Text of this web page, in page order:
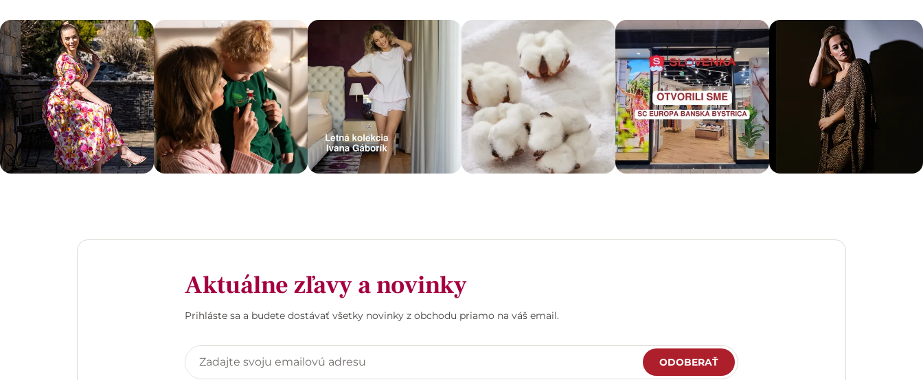
Aktuálne zľavy a novinky
Prihláste sa a budete dostávať všetky novinky z obchodu priamo na váš email.
ODOBERAŤ